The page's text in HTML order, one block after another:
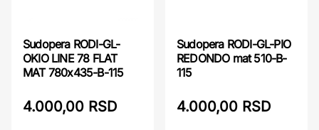
Sudopera RODI-GL-
OKIO LINE 78 FLAT
MAT 780x435-B-115
4.000,00 RSD
Sudopera RODI-GL-PIO
REDONDO mat 510-B-
115
4.000,00 RSD